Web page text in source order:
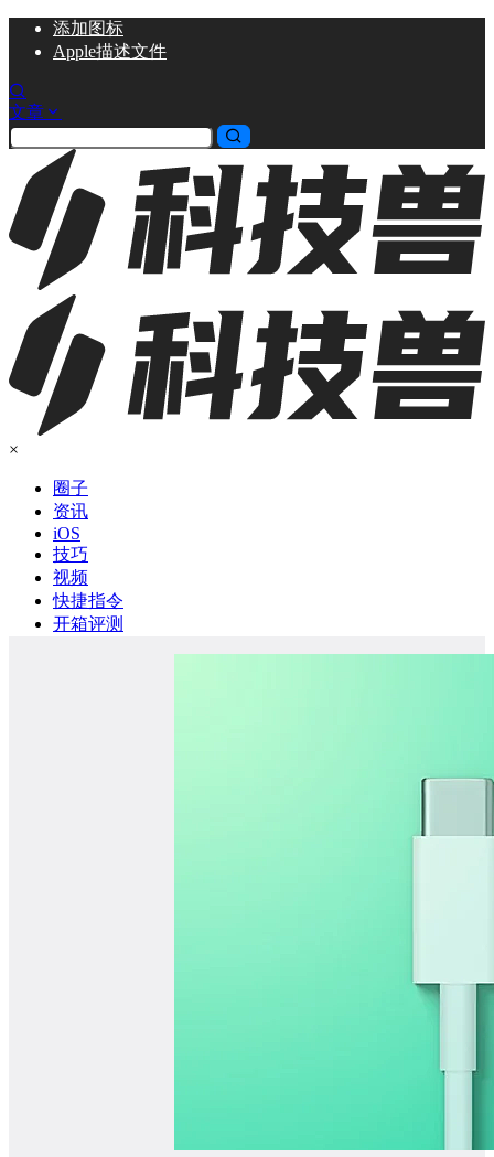
添加图标
Apple描述文件
文章
×
圈子
资讯
iOS
技巧
视频
快捷指令
开箱评测